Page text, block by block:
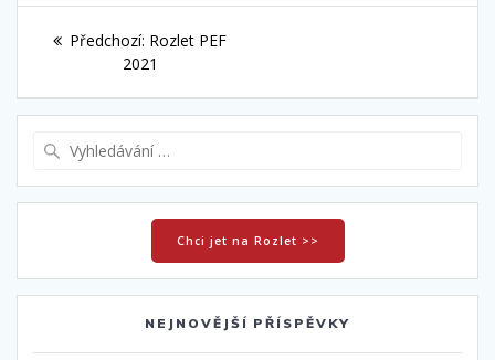
Navigace
příspěvek
Předchozí: Předchozí
příspěvek:
Rozlet PEF
2021
Chci jet na Rozlet >>
NEJNOVĚJŠÍ PŘÍSPĚVKY